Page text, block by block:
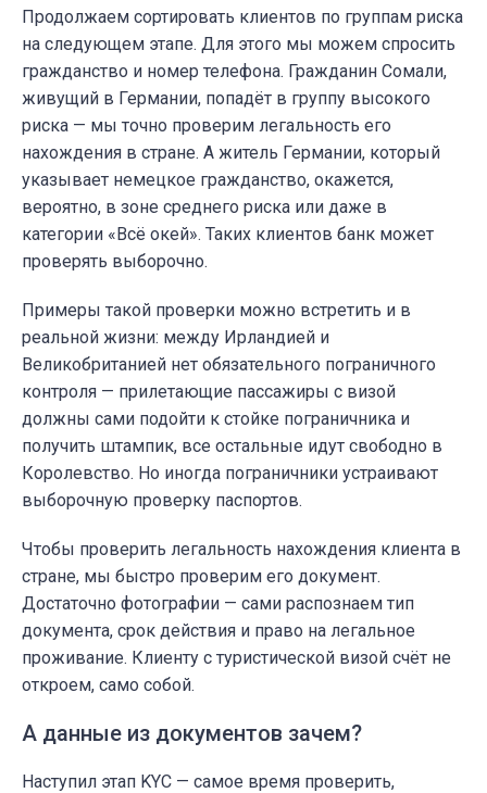
Продолжаем сортировать клиентов по группам риска
на следующем этапе. Для этого мы можем спросить
гражданство и номер телефона. Гражданин Сомали,
живущий в Германии, попадёт в группу высокого
риска — мы точно проверим легальность его
нахождения в стране. А житель Германии, который
указывает немецкое гражданство, окажется,
вероятно, в зоне среднего риска или даже в
категории «Всё окей». Таких клиентов банк может
проверять выборочно.
Примеры такой проверки можно встретить и в
реальной жизни: между Ирландией и
Великобританией нет обязательного пограничного
контроля — прилетающие пассажиры с визой
должны сами подойти к стойке пограничника и
получить штампик, все остальные идут свободно в
Королевство. Но иногда пограничники устраивают
выборочную проверку паспортов.
Чтобы проверить легальность нахождения клиента в
стране, мы быстро проверим его документ.
Достаточно фотографии — сами распознаем тип
документа, срок действия и право на легальное
проживание. Клиенту с туристической визой счёт не
откроем, само собой.
А данные из документов зачем?
Наступил этап KYC — самое время проверить,